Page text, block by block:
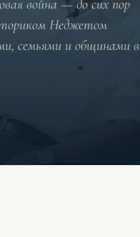
война — до сих пор
Неджетом
семьями и общинами в